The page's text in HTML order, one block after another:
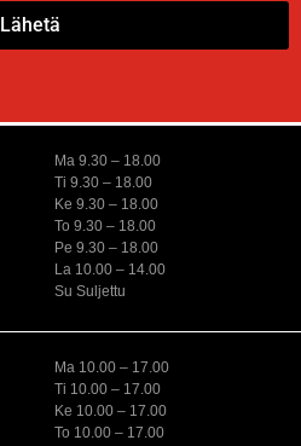
Lähetä
Ma 9.30 – 18.00
Ti 9.30 – 18.00
Ke 9.30 – 18.00
To 9.30 – 18.00
Pe 9.30 – 18.00
La 10.00 – 14.00
Su Suljettu
Ma 10.00 – 17.00
Ti 10.00 – 17.00
Ke 10.00 – 17.00
To 10.00 – 17.00